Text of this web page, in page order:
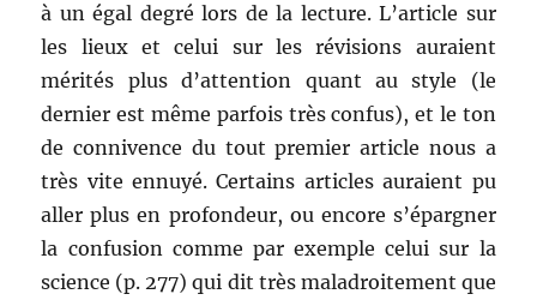
à un égal degré lors de la lecture. L’article sur
les lieux et celui sur les révisions auraient
mérités plus d’attention quant au style (le
dernier est même parfois très confus), et le ton
de connivence du tout premier article nous a
très vite ennuyé. Certains articles auraient pu
aller plus en profondeur, ou encore s’épargner
la confusion comme par exemple celui sur la
science (p. 277) qui dit très maladroitement que